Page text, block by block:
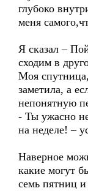
глубоко
меня
Я сказал –
сходим в
Моя
заметила, а
непонятную
- Ты ужасно
на неделе! –
Наверное
какие могут
семь пятниц